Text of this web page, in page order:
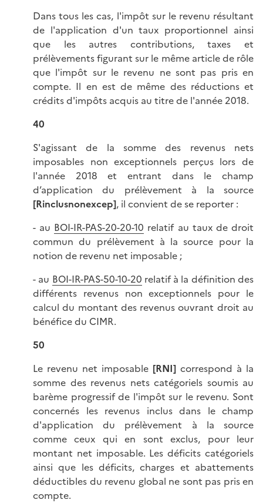
Dans tous les cas, l'impôt sur le revenu résultant
de l'application d'un taux proportionnel ainsi
que les autres contributions, taxes et
prélèvements figurant sur le même article de rôle
que l'impôt sur le revenu ne sont pas pris en
compte. Il en est de même des réductions et
crédits d'impôts acquis au titre de l'année 2018.
40
S'agissant de la somme des revenus nets
imposables non exceptionnels perçus lors de
l'année 2018 et entrant dans le champ
d’application du prélèvement à la source
[Rinclusnonexcep], il convient de se reporter :
- au BOI-IR-PAS-20-20-10 relatif au taux de droit
commun du prélèvement à la source pour la
notion de revenu net imposable ;
- au BOI-IR-PAS-50-10-20 relatif à la définition des
différents revenus non exceptionnels pour le
calcul du montant des revenus ouvrant droit au
bénéfice du CIMR.
50
Le revenu net imposable [RNI] correspond à la
somme des revenus nets catégoriels soumis au
barème progressif de l'impôt sur le revenu. Sont
concernés les revenus inclus dans le champ
d'application du prélèvement à la source
comme ceux qui en sont exclus, pour leur
montant net imposable. Les déficits catégoriels
ainsi que les déficits, charges et abattements
déductibles du revenu global ne sont pas pris en
compte.